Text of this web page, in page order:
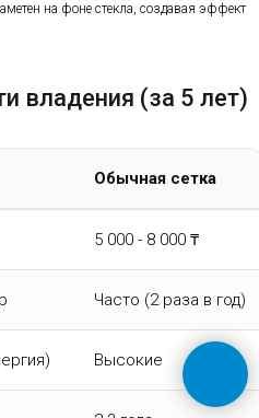
на фоне стекла, создавая эффект
владения (за 5 лет)
Обычная сетка
5 000 - 8 000 ₸
Часто (2 раза в год)
Высокие